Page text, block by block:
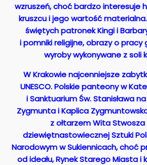
wzruszeń, choć bardzo interesuje
kruszcu i jego wartość
świętych patronek Kingi i
i pomniki religijne, obrazy o pracy
wyroby wykonywane z soli
W Krakowie najcenniejsze
UNESCO. Polskie panteony w
i Sanktuarium Św. Stanisława na
Zygmunta i Kaplica
z ołtarzem Wita Stwosza
dziewiętnastowiecznej Sztuki
Narodowym w Sukiennicach, choć
od ideału, Rynek Starego Miasta i